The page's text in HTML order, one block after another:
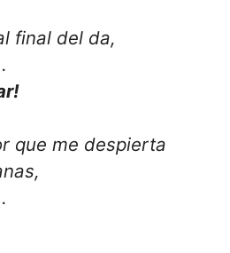
final del da,
que me despierta